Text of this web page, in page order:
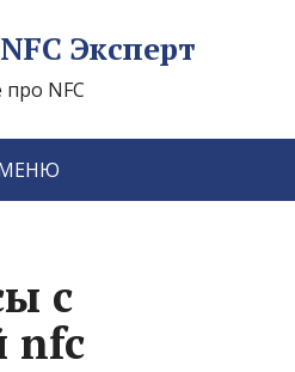
NFC Эксперт
про NFC
с
nfc